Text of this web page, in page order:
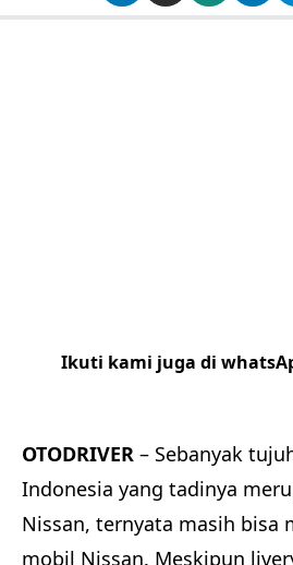
Ikuti kami juga di
OTODRIVER – Sebanyak
Indonesia yang tadinya
Nissan, ternyata masih bisa
mobil Nissan. Meskipun